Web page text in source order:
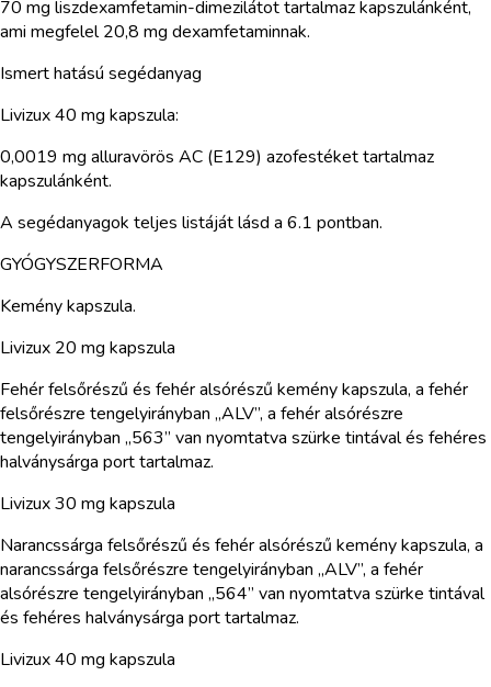
70 mg liszdexamfetamin-dimezilátot tartalmaz kapszulánként,
ami megfelel 20,8 mg dexamfetaminnak.
Ismert hatású segédanyag
Livizux 40 mg kapszula:
0,0019 mg alluravörös AC (E129) azofestéket tartalmaz
kapszulánként.
A segédanyagok teljes listáját lásd a 6.1 pontban.
GYÓGYSZERFORMA
Kemény kapszula.
Livizux 20 mg kapszula
Fehér felsőrészű és fehér alsórészű kemény kapszula, a fehér
felsőrészre tengelyirányban „ALV”, a fehér alsórészre
tengelyirányban „563” van nyomtatva szürke tintával és fehéres
halványsárga port tartalmaz.
Livizux 30 mg kapszula
Narancssárga felsőrészű és fehér alsórészű kemény kapszula, a
narancssárga felsőrészre tengelyirányban „ALV”, a fehér
alsórészre tengelyirányban „564” van nyomtatva szürke tintával
és fehéres halványsárga port tartalmaz.
Livizux 40 mg kapszula